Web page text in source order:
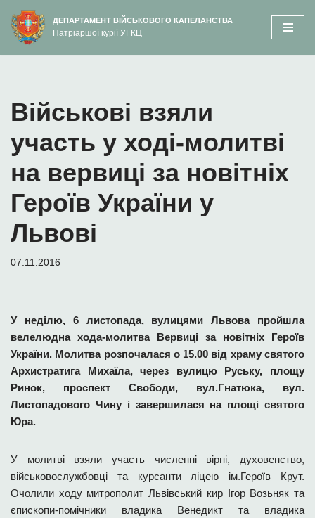
вмісту
Перейти
до
ДЕПАРТАМЕНТ ВІЙСЬКОВОГО КАПЕЛАНСТВА
Патріаршої курії УГКЦ
Військові взяли
участь у ході-молитві
на вервиці за новітніх
Героїв України у
Львові
07.11.2016
У неділю, 6 листопада, вулицями Львова пройшла
велелюдна хода-молитва Вервиці за новітніх Героїв
України. Молитва розпочалася о 15.00 від храму святого
Архистратига Михаїла, через вулицю Руську, площу
Ринок, проспект Свободи, вул.Гнатюка, вул.
Листопадового Чину і завершилася на площі святого
Юра.
У молитві взяли участь численні вірні, духовенство,
військовослужбовці та курсанти ліцею ім.Героїв Крут.
Очолили ходу митрополит Львівський кир Ігор Возьняк та
єпископи-помічники владика Венедикт та владика